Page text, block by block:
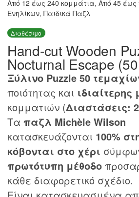
Από 12 έως 240 κομμάτια, Από 45 έως
Ενηλίκων, Παιδικά Παζλ
Διαθέσιμο
Hand-cut Wooden
Nocturnal Escape
Ξύλινο Puzzle 50
ποιότητας και
κομματιών (Διαστάσεις:
Τα παζλ Michèle Wilson
κατασκευάζονται 100%
κόβονται στο χέρι
πρωτότυπη μέθοδο
κάθε διαφορετικό σχέδιο.